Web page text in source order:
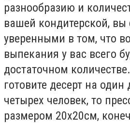
разнообразию и
вашей кондитерской,
уверенными в том, что
выпекания у вас всего
достаточном
готовите десерт на один
четырех человек, то
размером 20х20см,